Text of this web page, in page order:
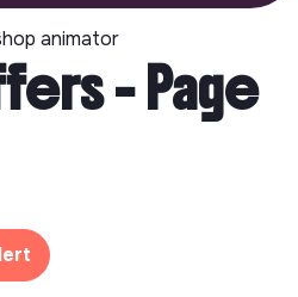
animator
- Page